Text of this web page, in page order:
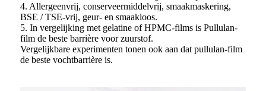
4. Allergeenvrij, conserveermiddelvrij, smaakmaskering,
BSE / TSE-vrij, geur- en smaakloos.
5. In vergelijking met gelatine of HPMC-films is Pullulan-
film de beste barrière voor zuurstof.
Vergelijkbare experimenten tonen ook aan dat pullulan-film
de beste vochtbarrière is.